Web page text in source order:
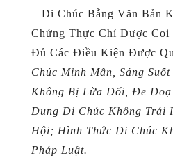
Di Chúc Bằng Văn Bản
Chứng Thực Chỉ Được Coi
Đủ Các Điều Kiện Được
Chúc Minh Mẫn, Sáng
Không Bị Lừa Dối, Đe
Dung Di Chúc Không Trái
Hội; Hình Thức Di Chúc
Pháp Luật.